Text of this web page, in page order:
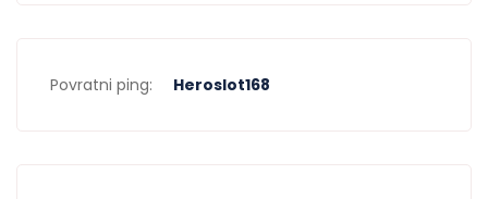
Povratni ping: Heroslot168